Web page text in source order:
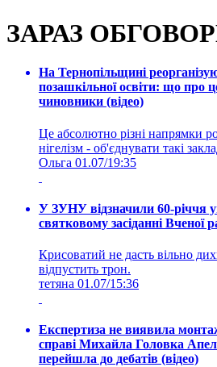
ЗАРАЗ
На Тернопільщині
позашкільної освіти: що про
чиновники (відео)
Це абсолютно різні напрямки
нігелізм - об'єднувати такі
Ольга 01.07/19:35
У ЗУНУ відзначили 60-річчя
святковому засіданні
Крисоватий не дасть вільно
відпустить трон.
тетяна 01.07/15:36
Експертиза не виявила
справі Михайла Головка
перейшла до дебатів (відео)